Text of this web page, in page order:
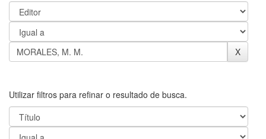
Utilizar filtros para refinar o resultado de busca.